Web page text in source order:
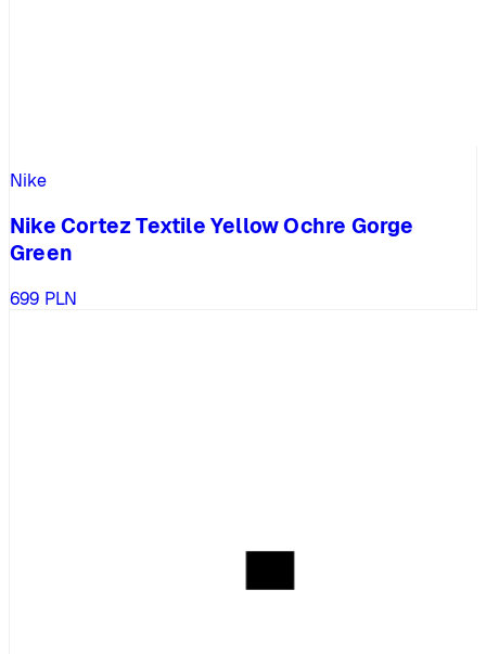
Nike
Nike Cortez Textile Yellow Ochre Gorge
Green
699 PLN